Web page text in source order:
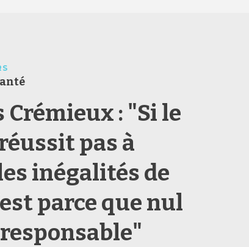
Crémieux : "Si le
pas à
inégalités de
parce que nul
responsable"